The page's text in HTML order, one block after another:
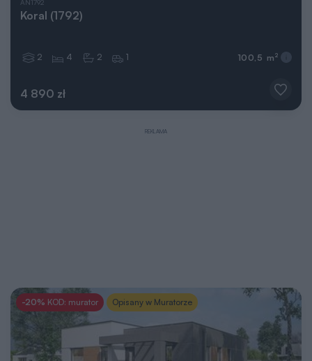
AN1792
Koral (1792)
4 890 zł
2 4 2 1 100,5 m 2
REKLAMA
-20% KOD: murator Opisany w Muratorze